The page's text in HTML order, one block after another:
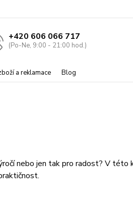
a reklamace Blog
+420 606 066 717
(Po-Ne, 9:00 - 21:00 hod.)
nebo jen tak pro radost? V